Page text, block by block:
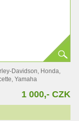
Davidson, Honda,
Yamaha
1 000,- CZK